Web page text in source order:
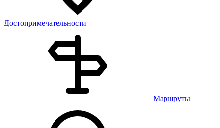
Достопримечательности
Маршруты